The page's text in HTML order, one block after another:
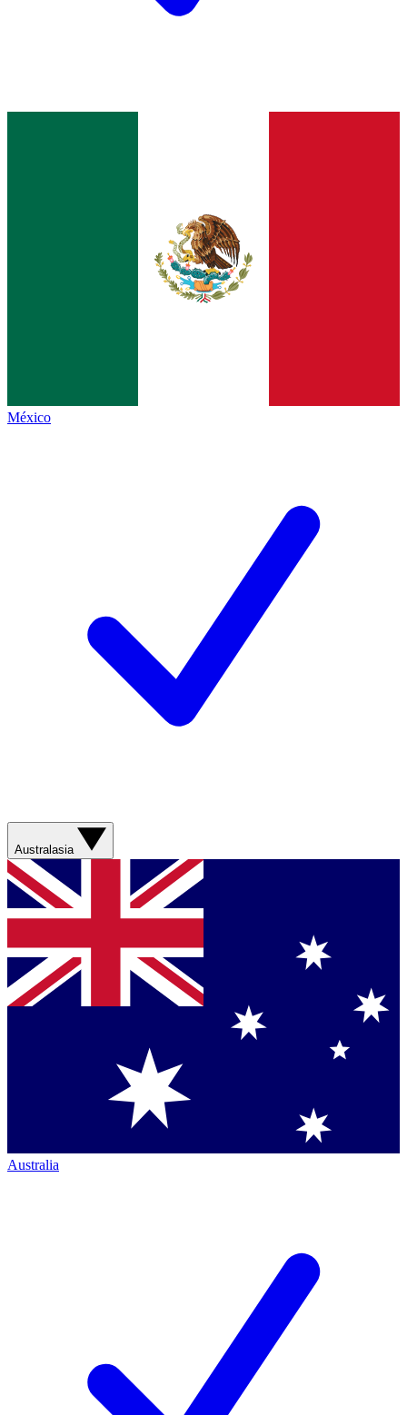
México
Australasia
Australia